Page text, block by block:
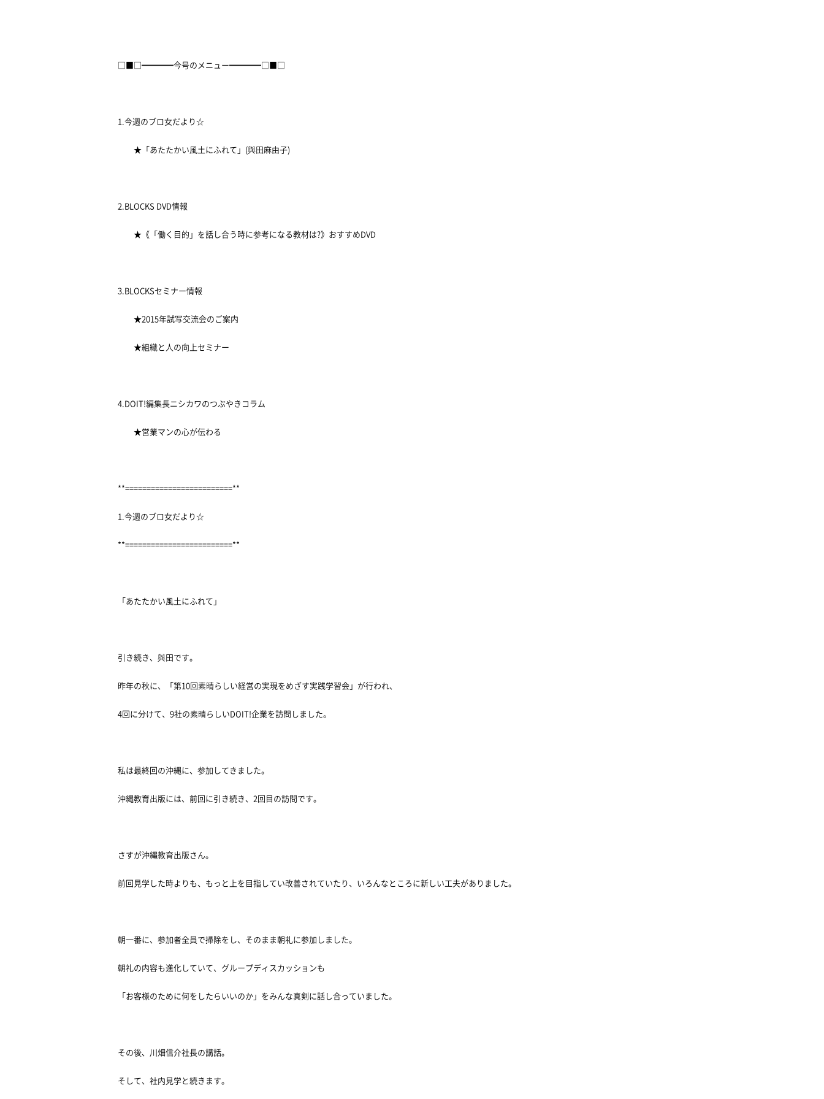
□■□━━━━今号のメニュー━━━━□■□
1.今週のブロ女だより☆
★「あたたかい風土にふれて」(與田麻由子)
2.BLOCKS DVD情報
★《「働く目的」を話し合う時に参考になる教材は?》おすすめDVD
3.BLOCKSセミナー情報
★2015年試写交流会のご案内
★組織と人の向上セミナー
4.DOIT!編集長ニシカワのつぶやきコラム
★営業マンの心が伝わる
**=========================**
1.今週のブロ女だより☆
**=========================**
「あたたかい風土にふれて」
引き続き、與田です。
昨年の秋に、「第10回素晴らしい経営の実現をめざす実践学習会」が行われ、
4回に分けて、9社の素晴らしいDOIT!企業を訪問しました。
私は最終回の沖縄に、参加してきました。
沖縄教育出版には、前回に引き続き、2回目の訪問です。
さすが沖縄教育出版さん。
前回見学した時よりも、もっと上を目指してい改善されていたり、いろんなところに新しい工夫がありました。
朝一番に、参加者全員で掃除をし、そのまま朝礼に参加しました。
朝礼の内容も進化していて、グループディスカッションも
「お客様のために何をしたらいいのか」をみんな真剣に話し合っていました。
その後、川畑信介社長の講話。
そして、社内見学と続きます。